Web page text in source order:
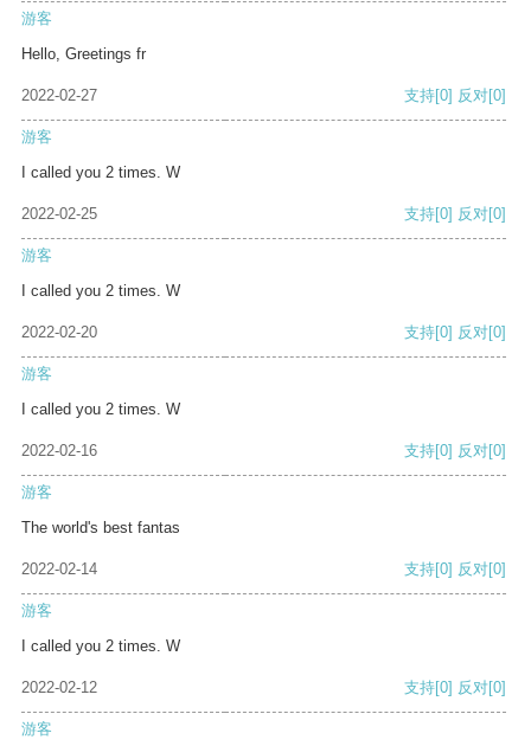
游客
Hello, Greetings fr
2022-02-27 支持[0] 反对[0]
游客
I called you 2 times. W
2022-02-25 支持[0] 反对[0]
游客
I called you 2 times. W
2022-02-20 支持[0] 反对[0]
游客
I called you 2 times. W
2022-02-16 支持[0] 反对[0]
游客
The world's best fantas
2022-02-14 支持[0] 反对[0]
游客
I called you 2 times. W
2022-02-12 支持[0] 反对[0]
游客